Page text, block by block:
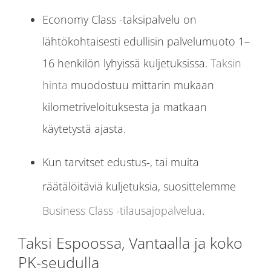
Economy Class -taksipalvelu on
lähtökohtaisesti edullisin palvelumuoto 1–
16 henkilön lyhyissä kuljetuksissa. Taksin
hinta muodostuu mittarin mukaan
kilometriveloituksesta ja matkaan
käytetystä ajasta.
Kun tarvitset edustus-, tai muita
räätälöitäviä kuljetuksia, suosittelemme
Business Class -tilausajopalvelua.
Taksi Espoossa, Vantaalla ja koko
PK-seudulla